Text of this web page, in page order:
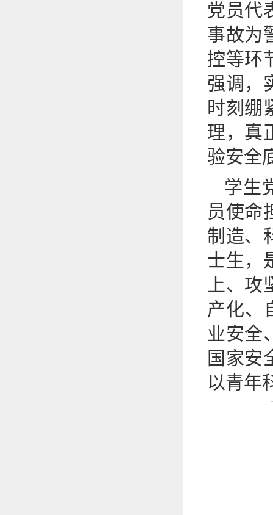
党员代
事故为
控等环
强调，
时刻绷
理，真
验安全
学生
员使命
制造、
士生，
上、
产化、
业安全
国家安
以青年